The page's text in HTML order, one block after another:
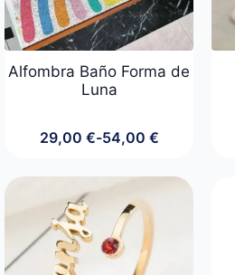
Alfombra Baño Forma de
Luna
29,00 €-54,00 €
Rango
precios:
29,00 €
hasta
54,00 €